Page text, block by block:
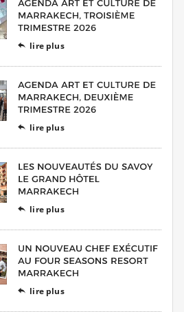
 lire plus
 lire plus
 lire plus
 lire plus